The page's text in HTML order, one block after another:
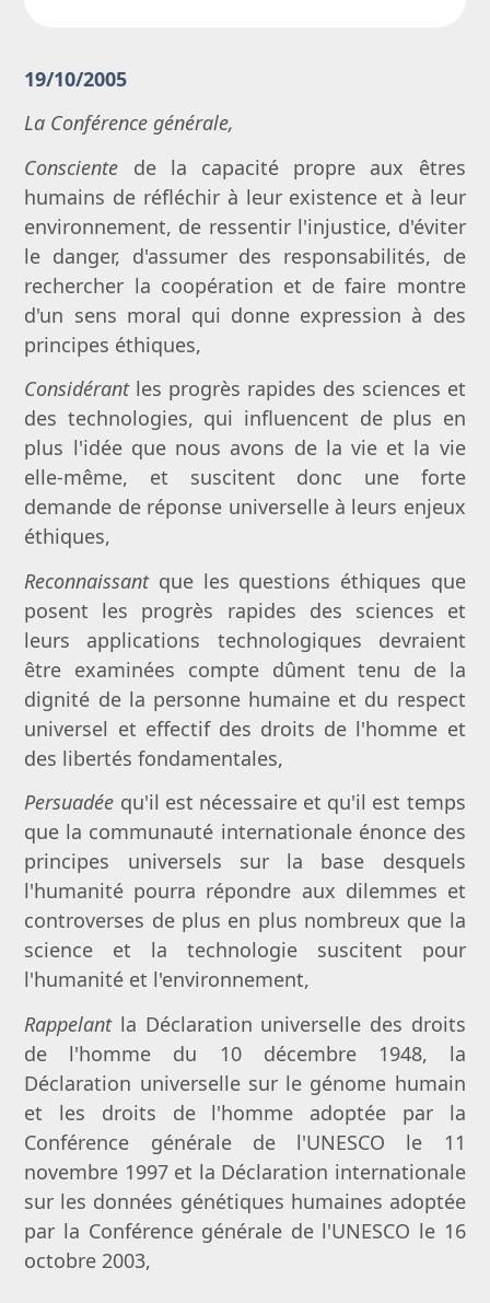
19/10/2005
La Conférence générale,
Consciente de la capacité propre aux êtres
humains de réfléchir à leur existence et à leur
environnement, de ressentir l'injustice, d'éviter
le danger, d'assumer des responsabilités, de
rechercher la coopération et de faire montre
d'un sens moral qui donne expression à des
principes éthiques,
Considérantles progrès rapides des sciences et
des technologies, qui influencent de plus en
plus l'idée que nous avons de la vie et la vie
elle-même, et suscitent donc une forte
demande de réponse universelle à leurs enjeux
éthiques,
Reconnaissantque les questions éthiques que
posent les progrès rapides des sciences et
leurs applications technologiques devraient
être examinées compte dûment tenu de la
dignité de la personne humaine et du respect
universel et effectif des droits de l'homme et
des libertés fondamentales,
Persuadée qu'il est nécessaire et qu'il est temps
que la communauté internationale énonce des
principes universels sur la base desquels
l'humanité pourra répondre aux dilemmes et
controverses de plus en plus nombreux que la
science et la technologie suscitent pour
l'humanité et l'environnement,
Rappelantla Déclaration universelle des droits
de l'homme du 10 décembre 1948, la
Déclaration universelle sur le génome humain
et les droits de l'homme adoptée par la
Conférence générale de l'UNESCO le 11
novembre 1997 et la Déclaration internationale
sur les données génétiques humaines adoptée
par la Conférence générale de l'UNESCO le 16
octobre 2003,